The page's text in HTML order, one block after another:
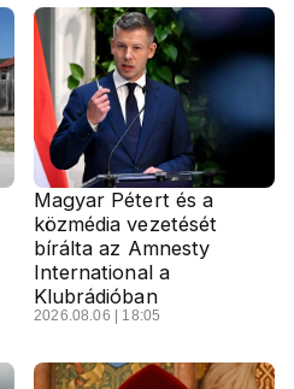
Magyar Pétert és a
közmédia vezetését
bírálta az Amnesty
International a
Klubrádióban
2026.08.06 | 18:05